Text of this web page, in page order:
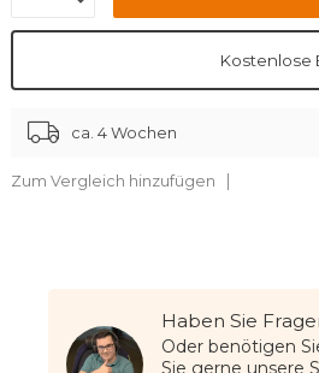
Kostenlose
ca. 4 Wochen
Zum Vergleich hinzufügen
Haben Sie
Oder benötigen
Sie gerne unsere